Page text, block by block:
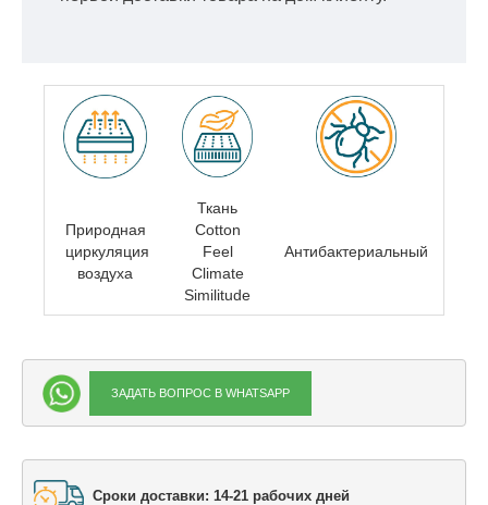
Природная
циркуляция
воздуха
Ткань
Cotton
Feel
Climate
Similitude
Антибактериальный
ЗАДАТЬ ВОПРОС В WHATSAPP
Сроки доставки: 14-21 рабочих дней